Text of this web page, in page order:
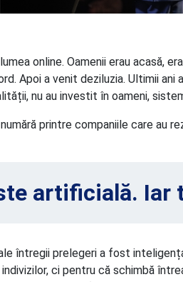
online. Oamenii erau acasă,
Apoi a venit deziluzia. Ultimii
nu au investit în oameni,
printre companiile care
artificială.
întregii prelegeri a fost
ci pentru că schimbă